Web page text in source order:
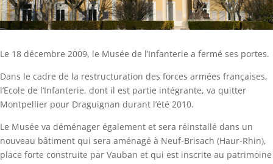
Le 18 décembre 2009, le Musée de l’Infanterie a fermé ses portes.
Dans le cadre de la restructuration des forces armées françaises,
l’Ecole de l’Infanterie, dont il est partie intégrante, va quitter
Montpellier pour Draguignan durant l’été 2010.
Le Musée va déménager également et sera réinstallé dans un
nouveau bâtiment qui sera aménagé à Neuf-Brisach (Haur-Rhin),
place forte construite par Vauban et qui est inscrite au patrimoine